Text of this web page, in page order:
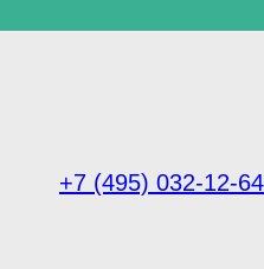
+7 (495) 032-12-64